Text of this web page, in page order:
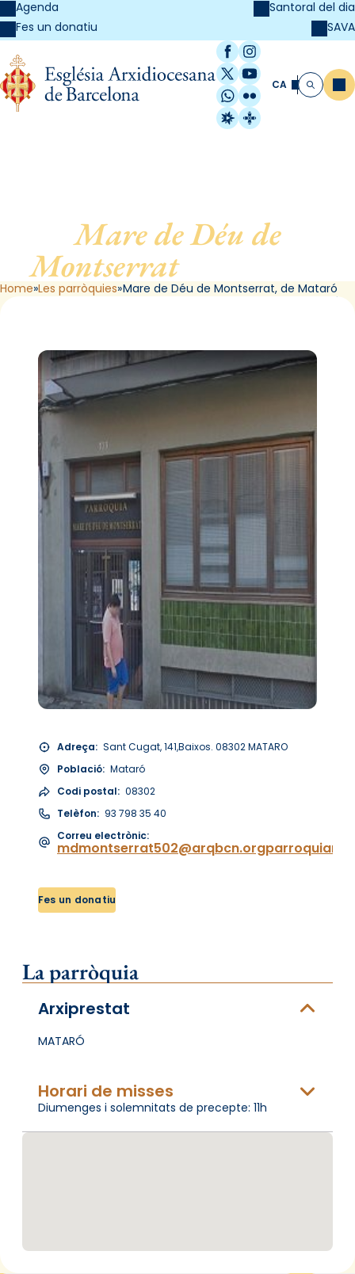
Agenda
Fes un donatiu
Santoral del dia
SAVA
Facebook
Instagram
X / Twitter
YouTube
WhatsApp
Flickr
Radio Estel
Catalunya
CA Cerca
Mare de Déu de
Montserrat, de Mataró
Home Les parròquies Mare de Déu de Montserrat, de Mataró
Adreça: Sant Cugat, 141,Baixos. 08302 MATARO
Població: Mataró
Codi postal: 08302
Telèfon: 93 798 35 40
Correu electrònic:
Fes un donatiu
La parròquia
Arxiprestat
MATARÓ
Horari de misses
Diumenges i solemnitats de precepte: 11h